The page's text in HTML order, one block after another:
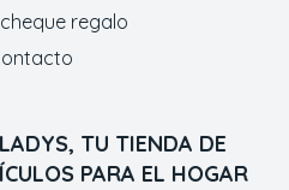
TU TIENDA DE
PARA EL HOGAR
regalo